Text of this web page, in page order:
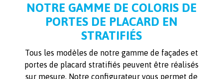
NOTRE GAMME DE COLORIS DE
PORTES DE PLACARD EN
STRATIFIÉS
Tous les modèles de notre gamme de façades et
portes de placard stratifiés peuvent être réalisés
sur mesure. Notre configurateur vous permet de